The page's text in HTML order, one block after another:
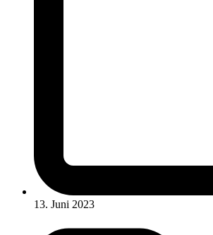
13. Juni 2023